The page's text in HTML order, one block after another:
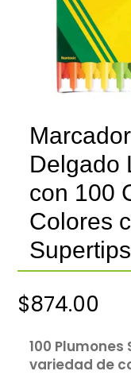
Delgado
con 100
Colores
$874.00
100
variedad de